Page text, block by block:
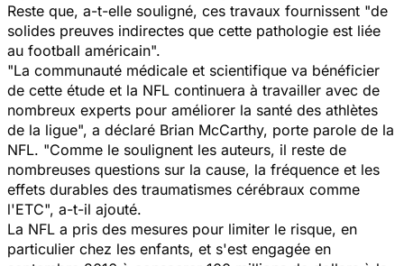
Reste que, a-t-elle souligné, ces travaux fournissent "de
solides preuves indirectes que cette pathologie est liée
au football américain".
"La communauté médicale et scientifique va bénéficier
de cette étude et la NFL continuera à travailler avec de
nombreux experts pour améliorer la santé des athlètes
de la ligue", a déclaré Brian McCarthy, porte parole de la
NFL. "Comme le soulignent les auteurs, il reste de
nombreuses questions sur la cause, la fréquence et les
effets durables des traumatismes cérébraux comme
l'ETC", a-t-il ajouté.
La NFL a pris des mesures pour limiter le risque, en
particulier chez les enfants, et s'est engagée en